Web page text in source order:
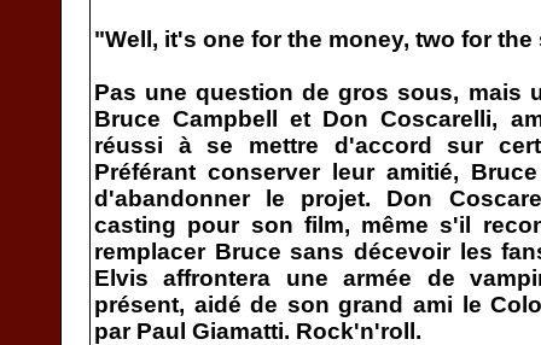
"Well, it's one for the money, two for the
Pas une question de gros sous, mais
Bruce Campbell et Don Coscarelli,
réussi à se mettre d'accord sur
Préférant conserver leur amitié,
d'abandonner le projet. Don
casting pour son film, même s'il
remplacer Bruce sans décevoir les
Elvis affrontera une armée de
présent, aidé de son grand ami le
par Paul Giamatti. Rock'n'roll.